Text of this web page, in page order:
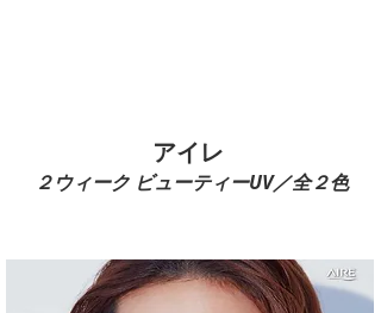
​アイレ
​２ウィーク ビューティーUV／全２色